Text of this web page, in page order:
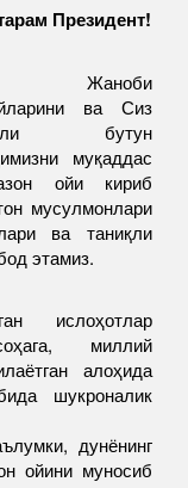
Президент!
Жаноби
ва Сиз
бутун
муқаддас
ойи кириб
мусулмонлари
ва таниқли
этамиз.
ислоҳотлар
миллий
алоҳида
шукроналик
дунёнинг
ойини муносиб